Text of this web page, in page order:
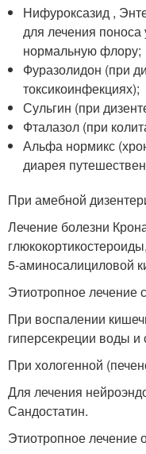
Нифуроксазид ,
для лечения
нормальную флору;
Фуразолидон (при
токсикоинфекциях);
Сульгин (при
Фталазол (при
Альфа нормикс
диарея
При амебной
Лечение болезни
5-аминосалициловой
Этиотропное лечение
При воспалении
гиперсекреции воды и
При хологенной
Для лечения
Сандостатин.
Этиотропное лечение